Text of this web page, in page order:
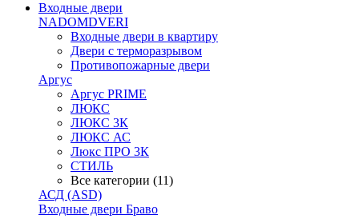
Входные двери
NADOMDVERI
Входные двери в квартиру
Двери с терморазрывом
Противопожарные двери
Аргус
Аргус PRIME
ЛЮКС
ЛЮКС 3К
ЛЮКС АС
Люкс ПРО 3К
СТИЛЬ
Все категории (11)
АСД (ASD)
Входные двери Браво